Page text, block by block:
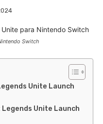
Switch
Unite Launch
Unite Launch